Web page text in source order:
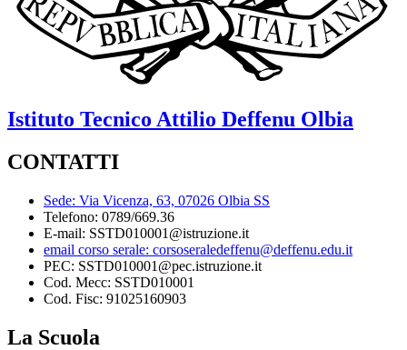
Istituto Tecnico Attilio Deffenu Olbia
CONTATTI
Sede: Via Vicenza, 63, 07026 Olbia SS
Telefono: 0789/669.36
E-mail: SSTD010001@istruzione.it
email corso serale: corsoseraledeffenu@deffenu.edu.it
PEC: SSTD010001@pec.istruzione.it
Cod. Mecc: SSTD010001
Cod. Fisc: 91025160903
La Scuola